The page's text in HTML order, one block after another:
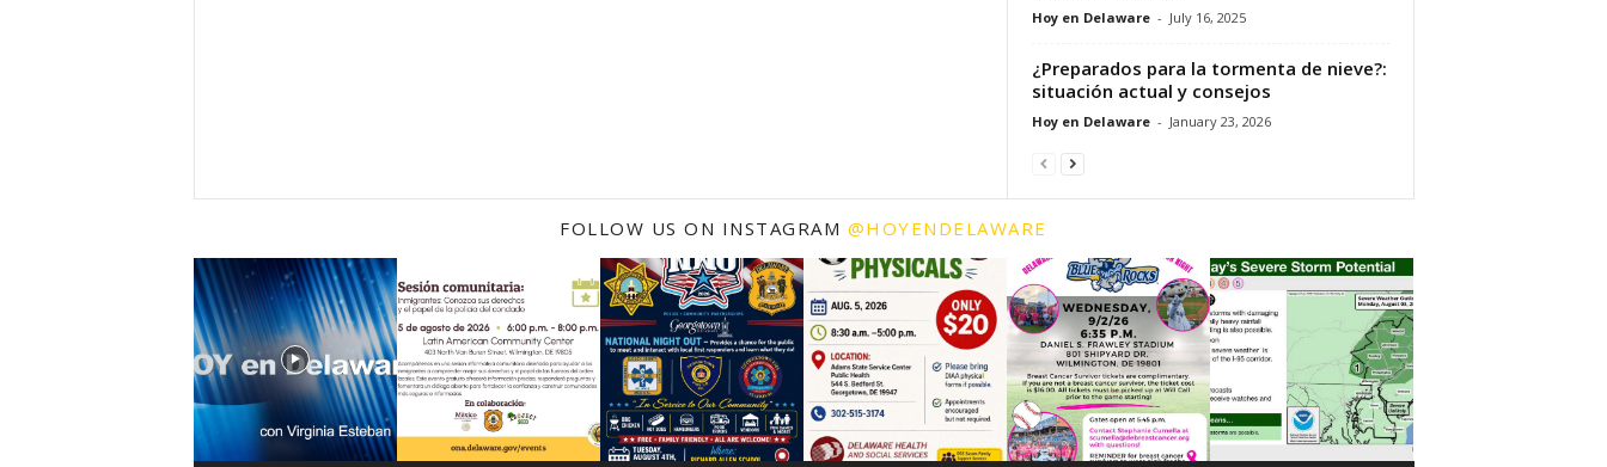
Hoy en Delaware - July 16, 2025
¿Preparados para la tormenta de nieve?:
situación actual y consejos
Hoy en Delaware - January 23, 2026
FOLLOW US ON INSTAGRAM @HOYENDELAWARE